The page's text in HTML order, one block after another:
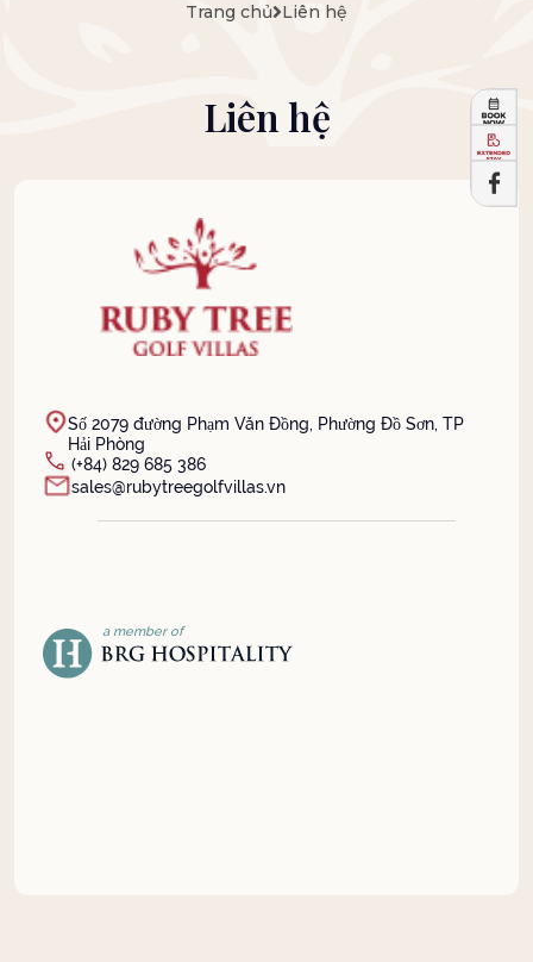
Trang chủ Liên hệ
Liên hệ
Số 2079 đường Phạm Văn Đồng, Phường Đồ Sơn, TP
Hải Phòng
(+84) 829 685 386
sales@rubytreegolfvillas.vn
a member of